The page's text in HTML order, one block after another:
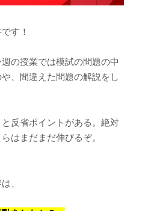
す！
の授業では模試の問題の中
、間違えた問題の解説をし
反省ポイントがある。絶対
はまだまだ伸びるぞ。
、